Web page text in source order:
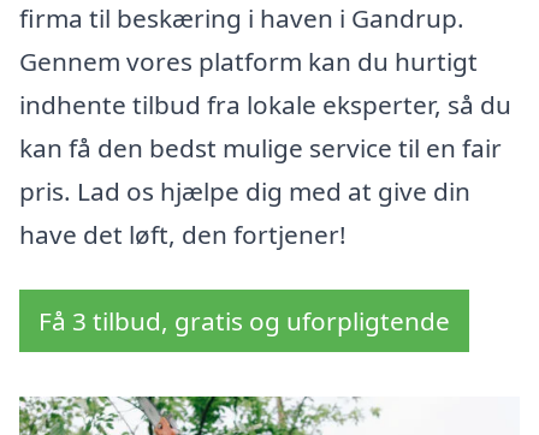
firma til beskæring i haven i Gandrup.
Gennem vores platform kan du hurtigt
indhente tilbud fra lokale eksperter, så du
kan få den bedst mulige service til en fair
pris. Lad os hjælpe dig med at give din
have det løft, den fortjener!
Få 3 tilbud, gratis og uforpligtende